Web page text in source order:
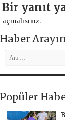
Bir yanıt
açmalısınız.
Haber Arayın
Popüler